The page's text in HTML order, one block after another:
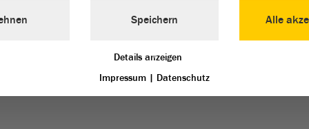
Alle
Speichern
Details anzeigen
Impressum | Datenschutz